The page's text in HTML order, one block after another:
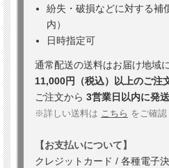
紛失・破損などに対する補
内）
日時指定可
通常配送の送料はお届け地域
11,000円（税込）以上のご注
ご注文から 3営業日以内に発送
※詳しい送料は こちら をご確認
【お支払いについて】
クレジットカード / 各種電子